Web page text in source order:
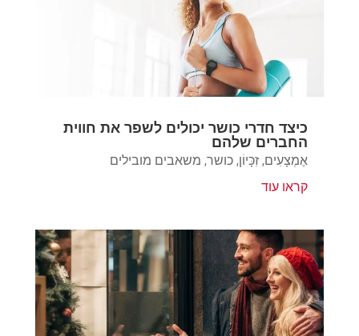
כיצד חדרי כושר יכולים לשפר את חווית
החברים שלהם
אֶמְצָעִים, זִכָּיוֹן, כושר, משאבים מובילים
קראו עוד